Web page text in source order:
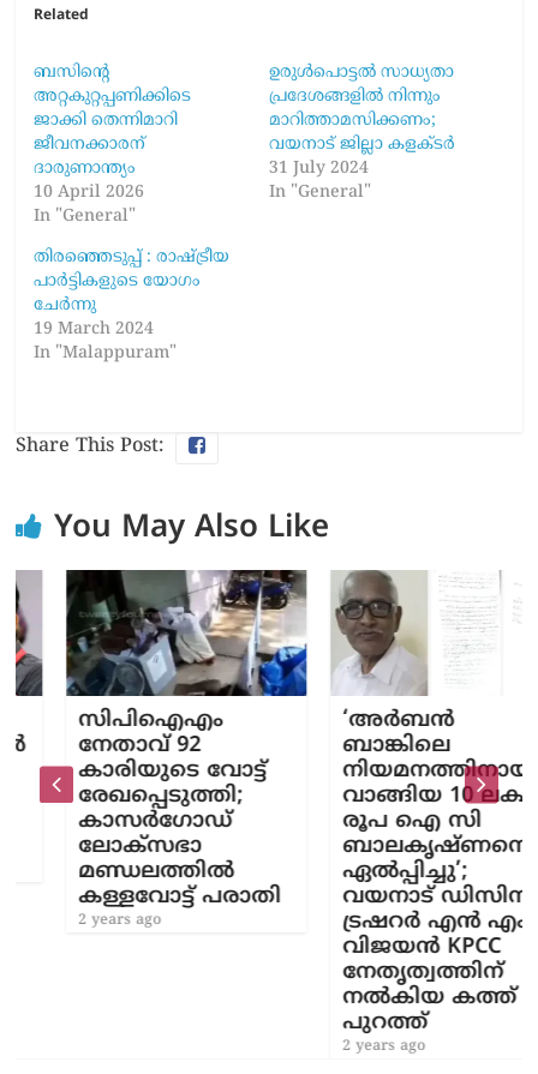
Related
ബസിന്റെ
അറ്റകുറ്റപ്പണിക്കിടെ
ജാക്കി തെന്നിമാറി
ജീവനക്കാരന്
ദാരുണാന്ത്യം
10 April 2026
In "General"
ഉരുൾപൊട്ടൽ സാധ്യതാ
പ്രദേശങ്ങളിൽ നിന്നും
മാറിത്താമസിക്കണം;
വയനാട് ജില്ലാ കളക്ടർ
31 July 2024
In "General"
തിരഞ്ഞെടുപ്പ് : രാഷ്ട്രീയ
പാര്‍ട്ടികളുടെ യോഗം
ചേര്‍ന്നു
19 March 2024
In "Malappuram"
Share This Post:
You May Also Like
സിപിഐഎം
നേതാവ് 92
കാരിയുടെ വോട്ട്
രേഖപ്പെടുത്തി;
കാസർഗോഡ്
ലോക്സഭാ
മണ്ഡലത്തിൽ
കള്ളവോട്ട് പരാതി
2 years ago
‘അർബൻ
ബാങ്കിലെ
നിയമനത്തിനായി
വാങ്ങിയ 10 ലക്ഷം
രൂപ ഐ സി
ബാലകൃഷ്ണനെ
ഏൽപ്പിച്ചു’;
വയനാട് ഡിസിസി
ട്രഷറർ എൻ എം
വിജയൻ KPCC
നേതൃത്വത്തിന്
നൽകിയ കത്ത്
പുറത്ത്
2 years ago